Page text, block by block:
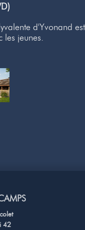
d'Yvonand
les jeunes.
42